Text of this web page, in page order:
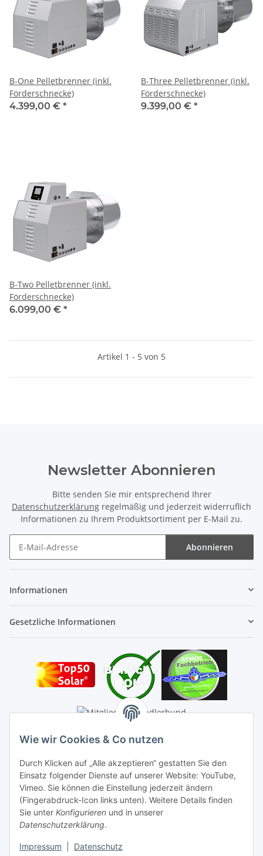
Wie wir Cookies & Co nutzen
Durch Klicken auf „Alle akzeptieren“ gestatten Sie den
Einsatz folgender Dienste auf unserer Website: YouTube,
Vimeo. Sie können die Einstellung jederzeit ändern
(Fingerabdruck-Icon links unten). Weitere Details finden
Sie unter Konfigurieren und in unserer
Datenschutzerklärung.
Impressum Datenschutz
B-One Pelletbrenner (inkl.
Förderschnecke)
4.399,00 € *
B-Three Pelletbrenner (inkl.
Förderschnecke)
9.399,00 € *
B-Two Pelletbrenner (inkl.
Förderschnecke)
6.099,00 € *
Artikel 1 - 5 von 5
Newsletter Abonnieren
Bitte senden Sie mir entsprechend Ihrer
Datenschutzerklärung regelmäßig und jederzeit widerruflich
Informationen zu Ihrem Produktsortiment per E-Mail zu.
Abonnieren
Informationen
Gesetzliche Informationen